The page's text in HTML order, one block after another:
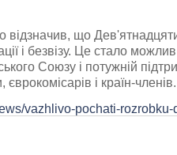
що
і безвізу. Це стало
Союзу і потужній
і країн-членів.
vazhlivo-pochati-